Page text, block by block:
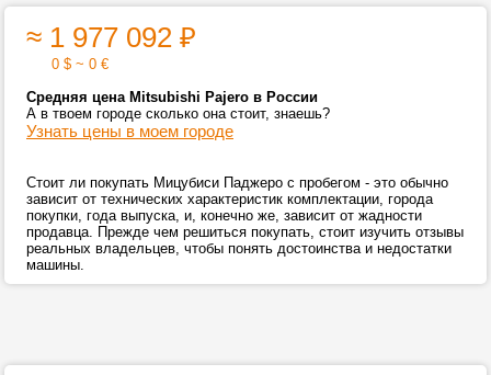
≈ 1 977 092 ₽
0 $ ~ 0 €
Средняя цена Mitsubishi Pajero в России
А в твоем городе сколько она стоит, знаешь?
Узнать цены в моем городе
Стоит ли покупать Мицубиси Паджеро с пробегом - это обычно
зависит от технических характеристик комплектации, города
покупки, года выпуска, и, конечно же, зависит от жадности
продавца. Прежде чем решиться покупать, стоит изучить отзывы
реальных владельцев, чтобы понять достоинства и недостатки
машины.